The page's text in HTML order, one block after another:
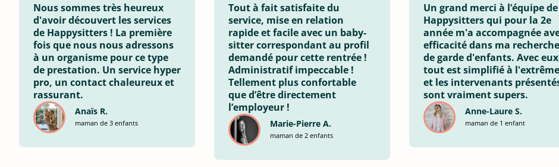
Nous sommes très heureux
d'avoir découvert les services
de Happysitters ! La première
fois que nous nous adressons
à un organisme pour ce type
de prestation. Un service hyper
pro, un contact chaleureux et
rassurant.
Anaïs R.
maman de 3 enfants
Tout à fait satisfaite du
service, mise en relation
rapide et facile avec un baby-
sitter correspondant au profil
demandé pour cette rentrée !
Administratif impeccable !
Tellement plus confortable
que d’être directement
l’employeur !
Marie-Pierre A.
maman de 2 enfants
Un grand merci à l’équipe de
Happysitters qui pour la 2e
année m'a accompagnée
efficacité dans ma recherche
de garde d'enfants. Avec
tout est simplifié à l'extrême
et les intervenants
sont vraiment supers.
Anne-Laure S.
maman de 1 enfant